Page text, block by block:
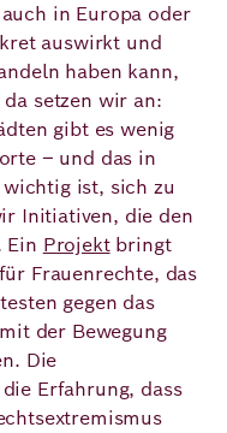
in Europa oder
auswirkt und
haben kann,
setzen wir an:
gibt es wenig
– und das in
ist, sich zu
Initiativen, die den
Ein Projektbringt
Frauenrechte, das
gegen das
der Bewegung
Die
Erfahrung, dass